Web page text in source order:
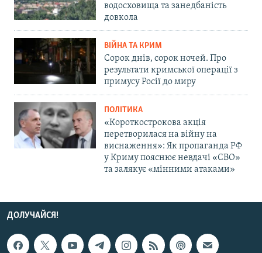
водосховища та занедбаність
довкола
ВІЙНА ТА КРИМ
Сорок днів, сорок ночей. Про
результати кримської операції з
примусу Росії до миру
ПОЛІТИКА
«Короткострокова акція
перетворилася на війну на
виснаження»: Як пропаганда РФ
у Криму пояснює невдачі «СВО»
та залякує «мінними атаками»
ДОЛУЧАЙСЯ!